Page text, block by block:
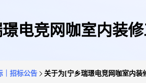
电竞网咖室内装
｜招标公告 关于为[宁乡瑞璟电竞网咖室内